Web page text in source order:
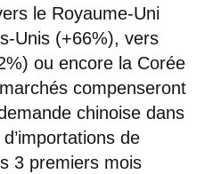
le Royaume-Uni
Unis (+66%), vers
ou encore la Corée
compenseront
chinoise dans
de
3 premiers mois